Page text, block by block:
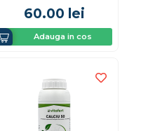
60.00 lei
Adauga in cos